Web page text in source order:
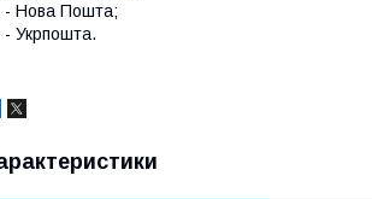
- Нова Пошта;
- Укрпошта.